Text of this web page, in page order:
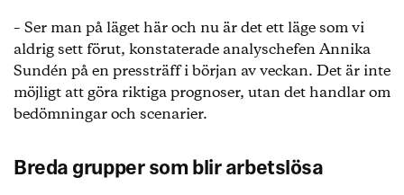
– Ser man på läget här och nu är det ett läge som vi
aldrig sett förut, konstaterade analyschefen Annika
Sundén på en pressträff i början av veckan. Det är inte
möjligt att göra riktiga prognoser, utan det handlar om
bedömningar och scenarier.
Breda grupper som blir arbetslösa